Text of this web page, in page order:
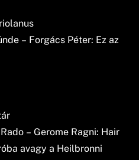
– Forgács Péter: Ez az
– Gerome Ragni: Hair
avagy a Heilbronni